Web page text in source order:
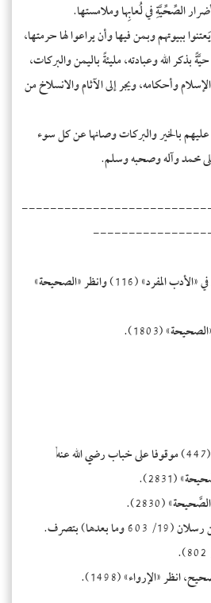
الصِّحِّيَّةِ في لُعابِها وملامستها.
ببيوتهم وبمن فيها وأن يراعوا لها حرمتها،
بذكر الله وعبادته، مليئةً باليمن والبركات،
وأحكامه، ويجر إلى الآثام والانسلاخ من
بالخير والبركات وصانها عن كل سوء
محمد وآله وصحبه وسلم.
(2) أحمد (15372)، والبخاري في «الأدب المفرد» (116) وانظر «الصحيحة»
(8) البخاري في «الأدب المفرد» (447) موقوفا على خباب رضي الله عنه,
(2831).